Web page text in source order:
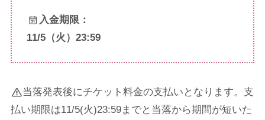
入金期限：
11/5（火）23:59
当落発表後にチケット料金の支払いとなります。支
払い期限は11/5(火)23:59までと当落から期間が短いた